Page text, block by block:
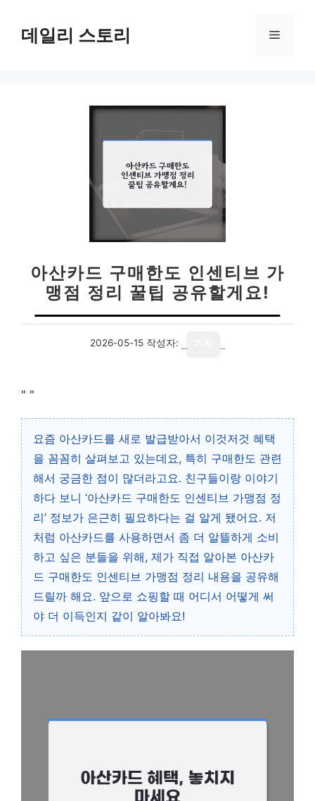
데일리 스토리 메
아산카드 구매한도 인센티브 가
맹점 정리 꿀팁 공유할게요!
2026-05-15 작성자:
" "
요즘 아산카드를 새로 발급받아서 이것저것 혜택
을 꼼꼼히 살펴보고 있는데요, 특히 구매한도 관련
해서 궁금한 점이 많더라고요. 친구들이랑 이야기
하다 보니 ‘아산카드 구매한도 인센티브 가맹점 정
리’ 정보가 은근히 필요하다는 걸 알게 됐어요. 저
처럼 아산카드를 사용하면서 좀 더 알뜰하게 소비
하고 싶은 분들을 위해, 제가 직접 알아본 아산카
드 구매한도 인센티브 가맹점 정리 내용을 공유해
드릴까 해요. 앞으로 쇼핑할 때 어디서 어떻게 써
야 더 이득인지 같이 알아봐요!